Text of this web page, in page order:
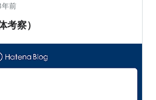
攻撃技はセーフ) サーフゴーは
年前
考察）